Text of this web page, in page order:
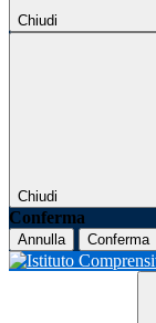
Chiudi
Chiudi
Conferma
Annulla Conferma